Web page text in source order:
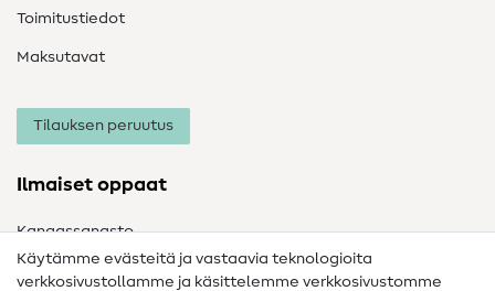
Toimitustiedot
Maksutavat
Tilauksen peruutus
Ilmaiset oppaat
Kangassanasto
Ompelusanasto
Käytämme evästeitä ja vastaavia teknologioita
verkkosivustollamme ja käsittelemme verkkosivustomme